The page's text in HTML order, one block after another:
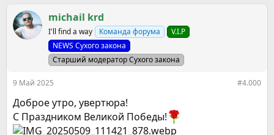
к
ц
и
michail krd
I'll find a way Команда форума
V.I.P
NEWS Сухого закона
Старший модератор Сухого закона
9 Май 2025 #4.000
Доброе утро, увертюра!
С Праздником Великой Победы!